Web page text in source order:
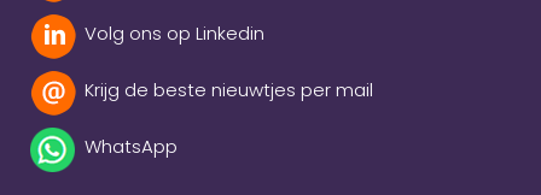
Volg ons op Linkedin
Krijg de beste nieuwtjes per mail
WhatsApp